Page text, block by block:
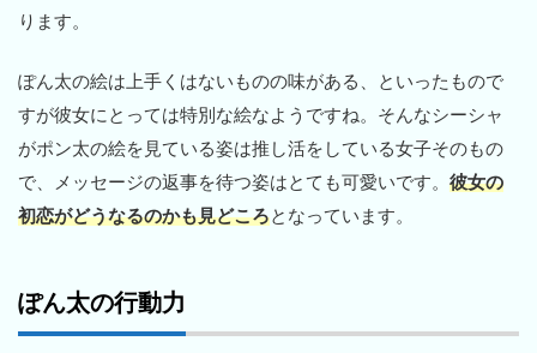
ります。
ぽん太の絵は上手くはないものの味がある、といったもので
すが彼女にとっては特別な絵なようですね。そんなシーシャ
がポン太の絵を見ている姿は推し活をしている女子そのもの
で、メッセージの返事を待つ姿はとても可愛いです。 彼女の
初恋がどうなるのかも見どころとなっています。
ぽん太の行動力